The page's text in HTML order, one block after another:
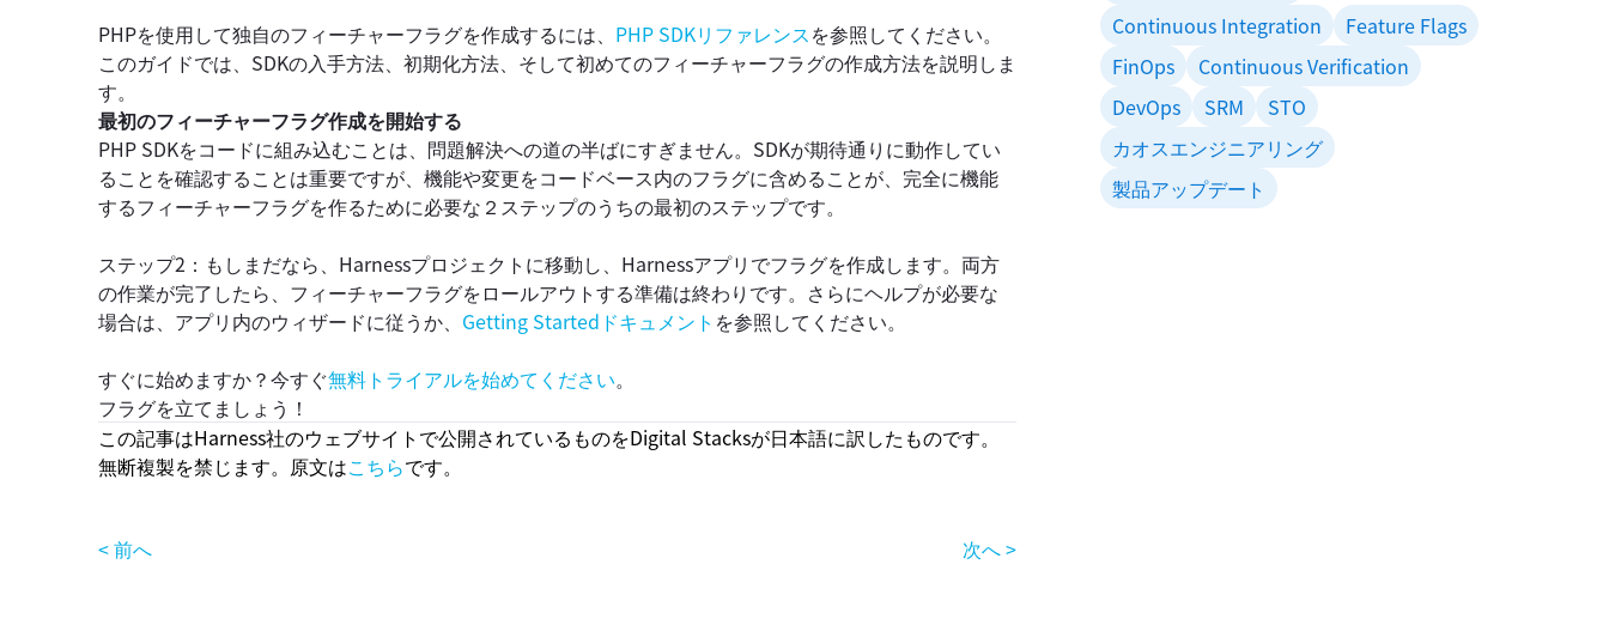
PHPを使用して独自のフィーチャーフラグを作成するには、 PHP SDKリファレンスを参照してください。
このガイドでは、SDKの入手方法、初期化方法、そして初めてのフィーチャーフラグの作成方法を説明しま
す。
最初のフィーチャーフラグ作成を開始する
PHP SDKをコードに組み込むことは、問題解決への道の半ばにすぎません。SDKが期待通りに動作してい
ることを確認することは重要ですが、機能や変更をコードベース内のフラグに含めることが、完全に機能
するフィーチャーフラグを作るために必要な２ステップのうちの最初のステップです。
ステップ2：もしまだなら、Harnessプロジェクトに移動し、Harnessアプリでフラグを作成します。両方
の作業が完了したら、フィーチャーフラグをロールアウトする準備は終わりです。さらにヘルプが必要な
場合は、アプリ内のウィザードに従うか、 Getting Startedドキュメント を参照してください。
すぐに始めますか？今すぐ無料トライアルを始めてください。
フラグを立てましょう！
この記事はHarness社のウェブサイトで公開されているものをDigital Stacksが日本語に訳したものです。
無断複製を禁じます。原文はこちらです。
< 前へ 次へ >
Continuous Integration
Feature Flags
FinOps
Continuous Verification
DevOps
SRM
STO
カオスエンジニアリング
製品アップデート